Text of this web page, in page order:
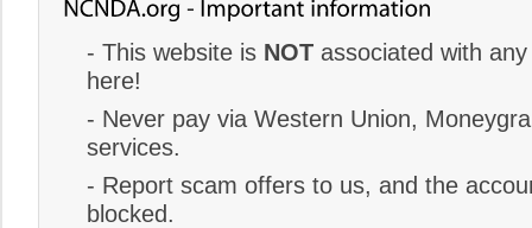
- This website is NOT associated with
here!
- Never pay via Western Union,
services.
- Report scam offers to us, and the
blocked.